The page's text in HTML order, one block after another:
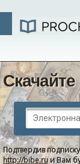
Подтвердив
http://bibe.ruи Вам